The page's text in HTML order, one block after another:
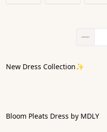
New Dress Collection✨
Bloom Pleats Dress by MDLY